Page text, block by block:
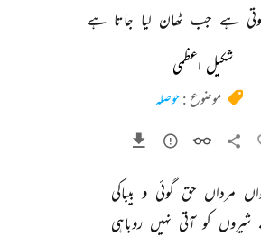
ہے جب ٹھان لیا جاتا ہے
شکیل اعظمی
موضوع :حوصلہ
مرداں حق گوئی و بیباکی
شیروں کو آتی نہیں روباہی